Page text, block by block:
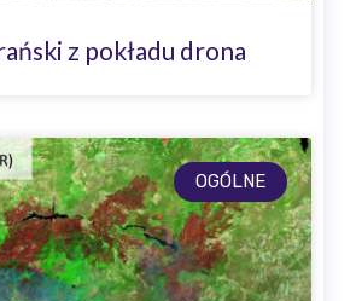
z pokładu drona
OGÓLNE